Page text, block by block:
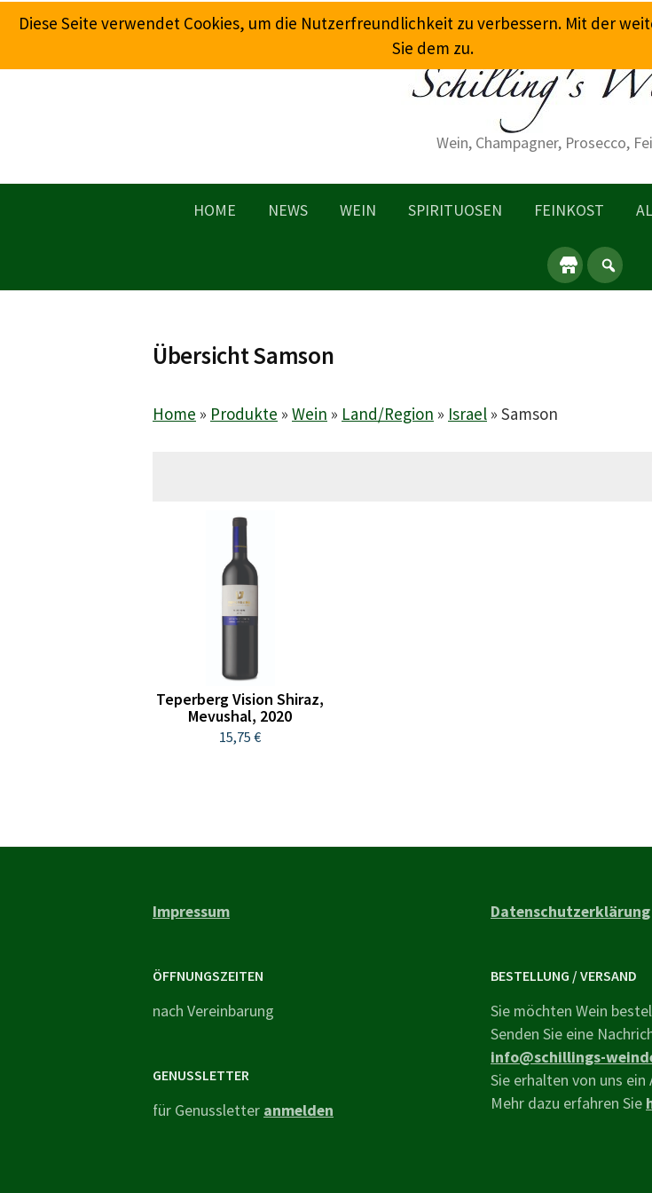
Springe
zum
Wein, Champagner, Prosecco,
HOME NEWS WEIN SPIRITUOSEN FEINKOST
Übersicht Samson
Home » Produkte » Wein » Land/Region » Israel » Samson
Teperberg Vision Shiraz,
Mevushal, 2020
15,75 €
Impressum
ÖFFNUNGSZEITEN
nach Vereinbarung
GENUSSLETTER
für Genussletter anmelden
Datenschutzerklärung
BESTELLUNG / VERSAND
Sie möchten Wein
Senden Sie eine
info@schillings-
Sie erhalten von uns ein
Mehr dazu erfahren Sie
Diese Seite verwendet Cookies, um die Nutzerfreundlichkeit zu verbessern. Mit der
Sie dem zu.